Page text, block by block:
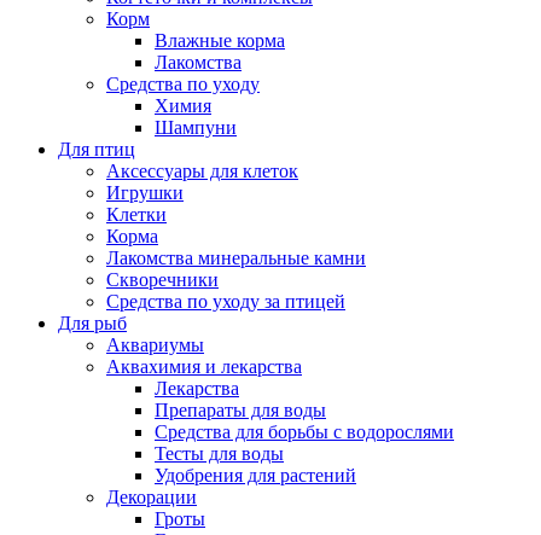
Корм
Влажные корма
Лакомства
Средства по уходу
Химия
Шампуни
Для птиц
Аксессуары для клеток
Игрушки
Клетки
Корма
Лакомства минеральные камни
Скворечники
Средства по уходу за птицей
Для рыб
Аквариумы
Аквахимия и лекарства
Лекарства
Препараты для воды
Средства для борьбы с водорослями
Тесты для воды
Удобрения для растений
Декорации
Гроты